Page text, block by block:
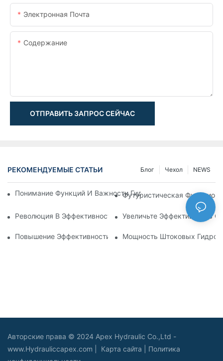
Электронная Почта
Содержание
ОТПРАВИТЬ ЗАПРОС СЕЙЧАС
РЕКОМЕНДУЕМЫЕ СТАТЬИ NEWS
Чехол
Блог
Понимание Функций И Важности Гидравлических
Футуристическая
Революция В Эффективности: Электрический
Увеличьте Эффективность
Повышение Эффективности: Преимущества 4-
Мощность Штоковых
Авторские права © 2024 Apex Hydraulic Co.,Ltd -
www.Hydrauliccapex.com | Карта сайта
Политика